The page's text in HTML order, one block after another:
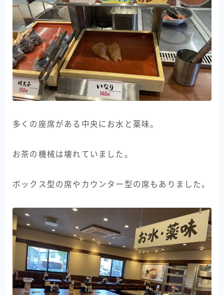
多くの座席がある中央にお水と薬味。
お茶の機械は壊れていました。
ボックス型の席やカウンター型の席もありました。